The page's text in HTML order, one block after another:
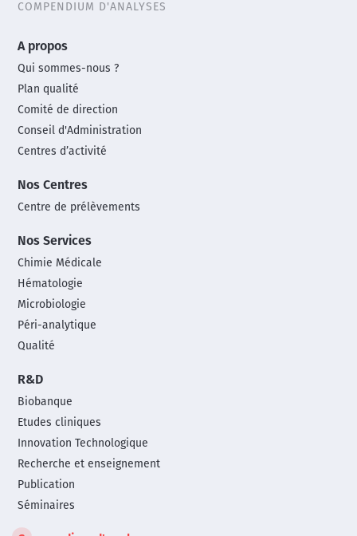
COMPENDIUM D'ANALYSES
footer
menu
A propos
Qui sommes-nous ?
Plan qualité
Comité de direction
Conseil d'Administration
Centres d’activité
Nos Centres
Centre de prélèvements
Nos Services
Chimie Médicale
Hématologie
Microbiologie
Péri-analytique
Qualité
R&D
Biobanque
Etudes cliniques
Innovation Technologique
Recherche et enseignement
Publication
Séminaires